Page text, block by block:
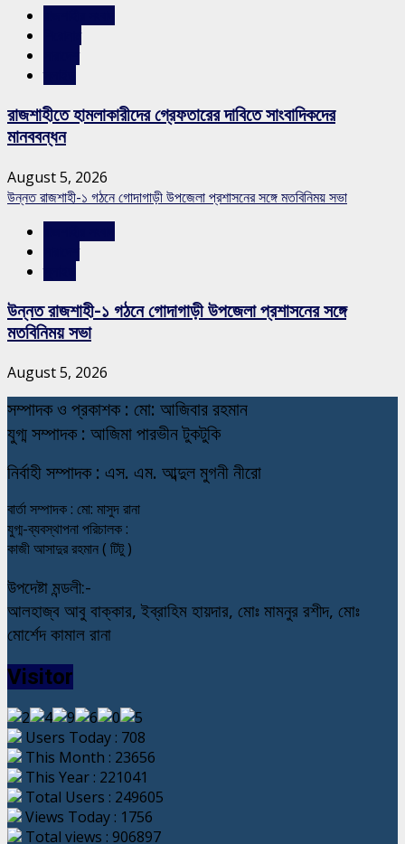
রাজশাহীতে হামলাকারীদের গ্রেফতারের দাবিতে সাংবাদিকদের
মানববন্ধন
August 5, 2026
উন্নত রাজশাহী-১ গঠনে গোদাগাড়ী উপজেলা প্রশাসনের সঙ্গে মতবিনিময় সভা
উন্নত রাজশাহী-১ গঠনে গোদাগাড়ী উপজেলা প্রশাসনের সঙ্গে
মতবিনিময় সভা
August 5, 2026
সম্পাদক ও প্রকাশক : মো: আজিবার রহমান
যুগ্ম সম্পাদক : আজিমা পারভীন টুকটুকি
নির্বাহী সম্পাদক : এস. এম. আব্দুল মুগনী নীরো
বার্তা সম্পাদক : মো: মাসুদ রানা
যুগ্ম-ব্যবস্থাপনা পরিচালক :
কাজী আসাদুর রহমান ( টিটু )
উপদেষ্টা মন্ডলী:-
আলহাজ্ব আবু বাক্কার, ইব্রাহিম হায়দার, মোঃ মামনুর রশীদ, মোঃ
মোর্শেদ কামাল রানা
Visitor
Users Today : 708
This Month : 23656
This Year : 221041
Total Users : 249605
Views Today : 1756
Total views : 906897